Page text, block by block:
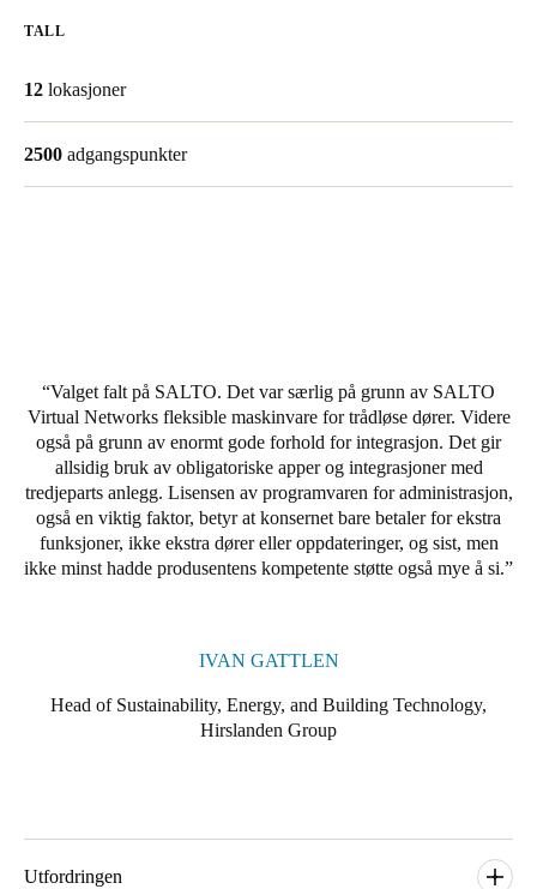
Português
Italiano
Russia
TALL
12 lokasjoner
2500 adgangspunkter
Valget falt på SALTO. Det var særlig på grunn av SALTO
Virtual Networks fleksible maskinvare for trådløse dører. Videre
også på grunn av enormt gode forhold for integrasjon. Det gir
allsidig bruk av obligatoriske apper og integrasjoner med
tredjeparts anlegg. Lisensen av programvaren for administrasjon,
også en viktig faktor, betyr at konsernet bare betaler for ekstra
funksjoner, ikke ekstra dører eller oppdateringer, og sist, men
ikke minst hadde produsentens kompetente støtte også mye å si.
IVAN GATTLEN
Head of Sustainability, Energy, and Building Technology,
Hirslanden Group
Utfordringen